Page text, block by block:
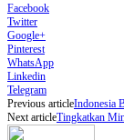
Facebook
Twitter
Google+
Pinterest
WhatsApp
Linkedin
Telegram
Previous articleIndonesia
Next articleTingkatkan